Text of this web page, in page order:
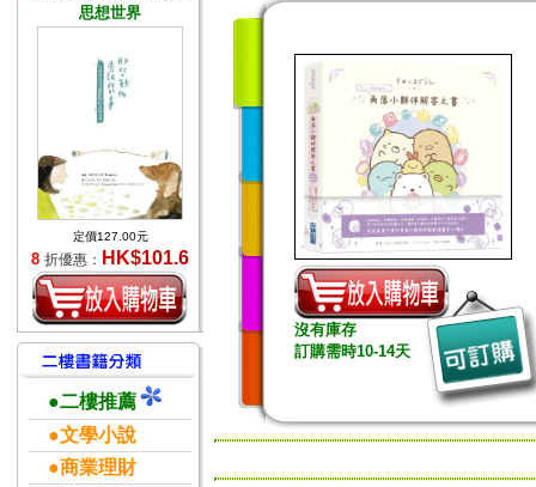
思想世界
定價127.00元
8 折優惠： HK$101.6
●二樓推薦
●文學小說
●商業理財
沒有庫存
訂購需時10-14天